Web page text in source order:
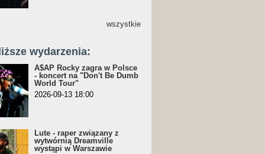
wszystkie
wydarzenia:
A$AP Rocky zagra w Polsce
- koncert na "Don't Be Dumb
World Tour"
2026-09-13 18:00
Lute - raper związany z
wytwórnią Dreamville
wystąpi w Warszawie